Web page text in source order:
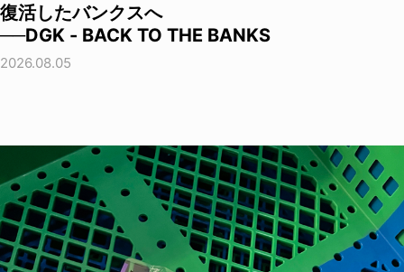
復活したバンクスへ
──DGK - BACK TO THE BANKS
2026.08.05